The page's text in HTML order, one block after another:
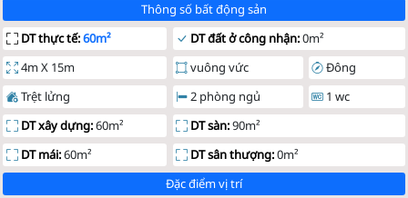
Thông số bất động sản
DT thực tế:60m² DT đất ở công nhận:0m²
4m X 15m
vuông vức
Đông
Trệt lửng
2 phòng ngủ
1 wc
DT xây dựng:60m² DT sàn:90m²
DT mái:60m² DT sân thượng:0m²
Đặc điểm vị trí